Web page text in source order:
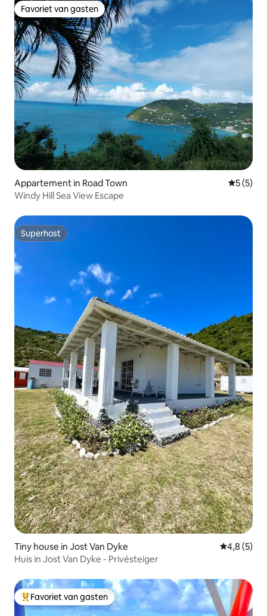
Favoriet van gasten
Favoriet van gasten
Appartement in Road Town
5 (5)
Windy Hill Sea View Escape
Superhost
Superhost
Tiny house in Jost Van Dyke
4,8 (5)
Huis in Jost Van Dyke - Privésteiger
Topfavoriet van gasten
Favoriet van gasten